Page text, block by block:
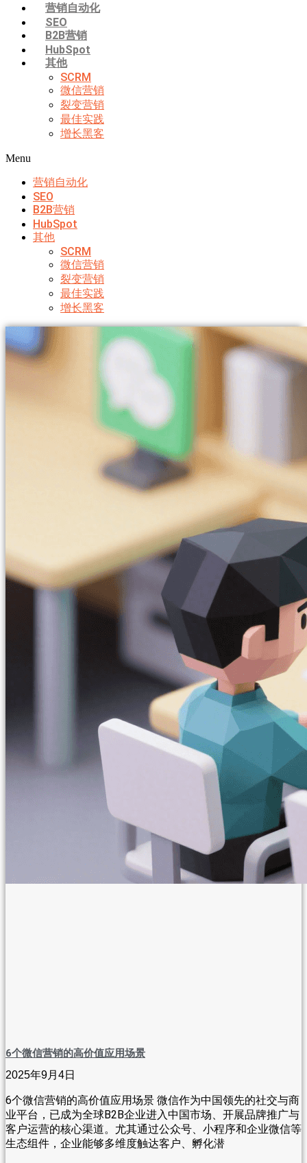
营销自动化
SEO
B2B营销
HubSpot
其他
SCRM
微信营销
裂变营销
最佳实践
增长黑客
Menu
营销自动化
SEO
B2B营销
HubSpot
其他
SCRM
微信营销
裂变营销
最佳实践
增长黑客
6个微信营销的高价值应用场景
2025年9月4日
6个微信营销的高价值应用场景 微信作为中国领先的社交与商
业平台，已成为全球B2B企业进入中国市场、开展品牌推广与
客户运营的核心渠道。尤其通过公众号、小程序和企业微信等
生态组件，企业能够多维度触达客户、孵化潜